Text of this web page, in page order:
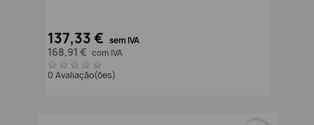
137,33 € sem IVA
168,91 € com IVA
0 Avaliação(ões)